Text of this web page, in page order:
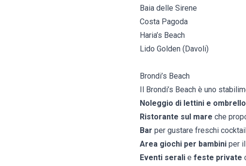
Baia delle Sirene
Costa Pagoda
Haria’s Beach
Lido Golden (Davoli)
Brondi’s Beach
Il Brondi’s Beach è uno
Noleggio di lettini e
Ristorante sul mare che
Bar per gustare freschi
Area giochi per bambini per
Eventi serali e feste private